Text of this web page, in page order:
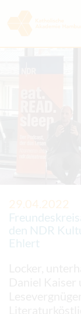
29.04.2022
den NDR
Ehlert